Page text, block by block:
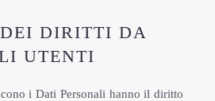
DIRITTI DA
UTENTI
i Dati Personali hanno il diritto